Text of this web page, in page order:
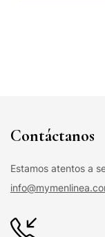
Contáctanos
Estamos atentos a